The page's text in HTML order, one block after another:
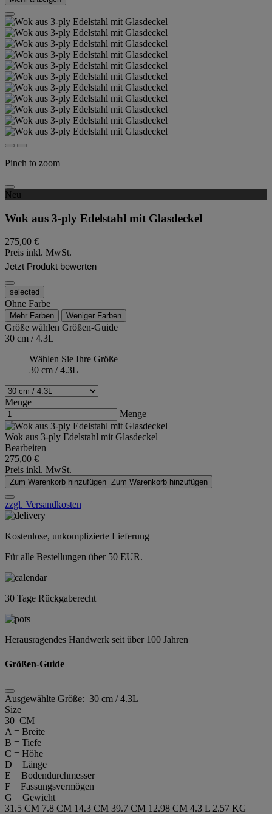
Pinch to zoom
Neu
Wok aus 3-ply Edelstahl mit Glasdeckel
275,00 €
Preis inkl. MwSt.
Jetzt Produkt bewerten
selected
Ohne Farbe
Mehr Farben Weniger Farben
Größe wählen Größen-Guide
30 cm / 4.3L
Wählen Sie Ihre Größe
30 cm / 4.3L
Menge
Menge
Wok aus 3-ply Edelstahl mit Glasdeckel
Bearbeiten
275,00 €
Preis inkl. MwSt.
Zum Warenkorb hinzufügen Zum Warenkorb hinzufügen
zzgl. Versandkosten
Kostenlose, unkomplizierte Lieferung
Für alle Bestellungen über 50 EUR.
30 Tage Rückgaberecht
Herausragendes Handwerk seit über 100 Jahren
Größen-Guide
Ausgewählte Größe: 30 cm / 4.3L
Size
30 CM
A = Breite
B = Tiefe
C = Höhe
D = Länge
E = Bodendurchmesser
F = Fassungsvermögen
G = Gewicht
31.5 CM 7.8 CM 14.3 CM 39.7 CM 12.98 CM 4.3 L 2.57 KG